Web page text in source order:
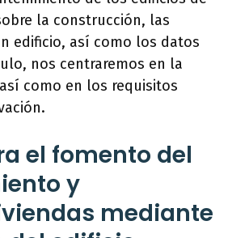
la construcción, las
edificio, así como los datos
nos centraremos en la
como en los requisitos
el fomento del
y
mediante